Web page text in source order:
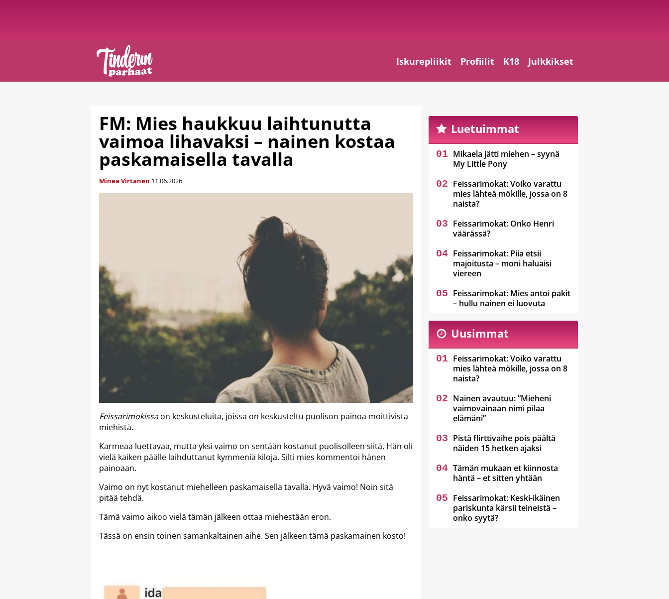
Iskurepliikit Profiilit K18 Julkkikset
FM: Mies haukkuu laihtunutta
vaimoa lihavaksi – nainen kostaa
paskamaisella tavalla
Minea Virtanen 11.06.2026
Feissarimokissaon keskusteluita, joissa on keskusteltu puolison painoa moittivista
miehistä.
Karmeaa luettavaa, mutta yksi vaimo on sentään kostanut puolisolleen siitä. Hän oli
vielä kaiken päälle laihduttanut kymmeniä kiloja. Silti mies kommentoi hänen
painoaan.
Vaimo on nyt kostanut miehelleen paskamaisella tavalla. Hyvä vaimo! Noin sitä
pitää tehdä.
Tämä vaimo aikoo vielä tämän jälkeen ottaa miehestään eron.
Tässä on ensin toinen samankaltainen aihe. Sen jälkeen tämä paskamainen kosto!
Luetuimmat
Mikaela jätti miehen – syynä
My Little Pony
Feissarimokat: Voiko varattu
mies lähteä mökille, jossa on 8
naista?
Feissarimokat: Onko Henri
väärässä?
Feissarimokat: Piia etsii
majoitusta – moni haluaisi
viereen
Feissarimokat: Mies antoi pakit
– hullu nainen ei luovuta
Uusimmat
Feissarimokat: Voiko varattu
mies lähteä mökille, jossa on 8
naista?
Nainen avautuu: ”Mieheni
vaimovainaan nimi pilaa
elämäni”
Pistä flirttivaihe pois päältä
näiden 15 hetken ajaksi
Tämän mukaan et kiinnosta
häntä – et sitten yhtään
Feissarimokat: Keski-ikäinen
pariskunta kärsii teineistä –
onko syytä?